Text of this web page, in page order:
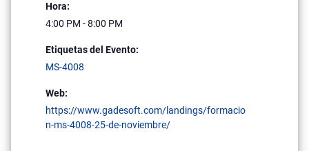
Hora:
4:00 PM - 8:00 PM
Etiquetas del Evento:
MS-4008
Web:
https://www.gadesoft.com/landings/formacio
n-ms-4008-25-de-noviembre/